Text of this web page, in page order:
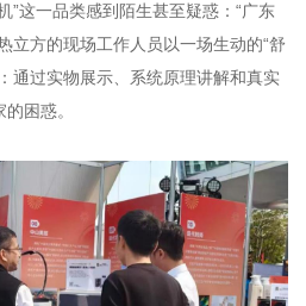
”这一品类感到陌生甚至疑惑：“广东
立方的现场工作人员以一场生动的“舒
通过实物展示、系统原理讲解和真实
困惑。